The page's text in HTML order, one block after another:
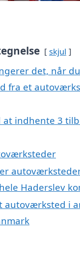
skjul
det, når
fra et
at indhente 3
Haderslev
autoværksted i